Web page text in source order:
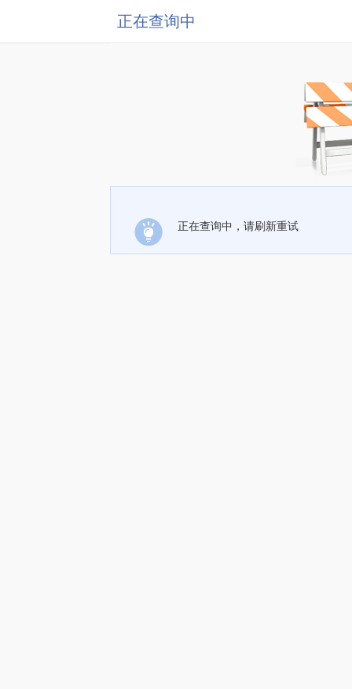
正在查询中
正在查询中，请刷新重试